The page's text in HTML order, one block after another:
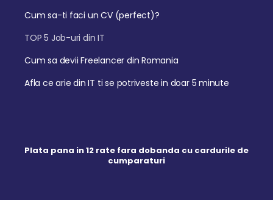
Cum sa-ti faci un CV (perfect)?
TOP 5 Job-uri din IT
Cum sa devii Freelancer din Romania
Afla ce arie din IT ti se potriveste in doar 5 minute
Plata pana in 12 rate fara dobanda cu cardurile de
cumparaturi